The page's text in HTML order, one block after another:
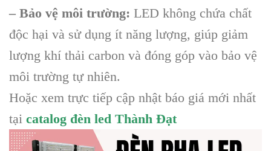
– Bảo vệ môi trường: LED không chứa chất
độc hại và sử dụng ít năng lượng, giúp giảm
lượng khí thải carbon và đóng góp vào bảo vệ
môi trường tự nhiên.
Hoặc xem trực tiếp cập nhật báo giá mới nhất
tại catalog đèn led Thành Đạt